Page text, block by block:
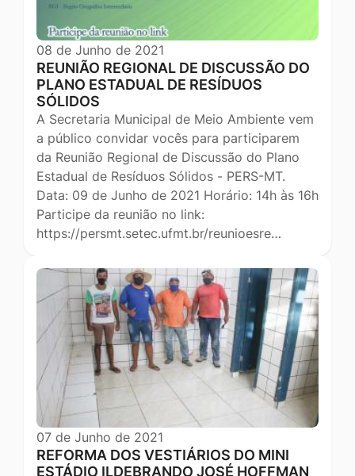
08 de Junho de 2021
REUNIÃO REGIONAL DE DISCUSSÃO DO
PLANO ESTADUAL DE RESÍDUOS
SÓLIDOS
A Secretaria Municipal de Meio Ambiente vem
a público convidar vocês para participarem
da Reunião Regional de Discussão do Plano
Estadual de Resíduos Sólidos - PERS-MT.
Data: 09 de Junho de 2021 Horário: 14h às 16h
Participe da reunião no link:
https://persmt.setec.ufmt.br/reunioesre…
07 de Junho de 2021
REFORMA DOS VESTIÁRIOS DO MINI
ESTÁDIO ILDEBRANDO JOSÉ HOFFMAN